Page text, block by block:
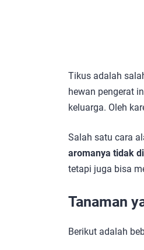
Tikus adalah
hewan pengerat
keluarga. Oleh
Salah satu cara
aromanya tidak
tetapi juga bisa
Tanaman
Berikut adalah